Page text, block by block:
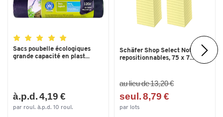
Sacs poubelle écologiques
grande capacité en plast...
à.p.d. 4,19 €
par roul. à.p.d. 10 roul.
Schäfer Shop Select Notes
repositionnables, 75 x 7...
au lieu de 13,20 €
seul. 8,79 €
par lots